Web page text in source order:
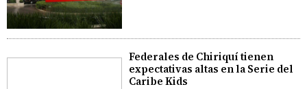
Federales de Chiriquí tienen
expectativas altas en la Serie del
Caribe Kids